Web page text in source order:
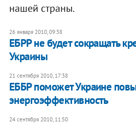
нашей страны.​
26 января 2010, 09:38
ЕБРР не будет сокращать
Украины
21 сентября 2010, 17:38
ЕББР поможет Украине
энергоэффективность
24 сентября 2010, 11:50